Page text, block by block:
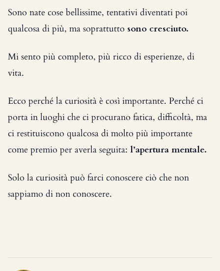
Sono nate cose bellissime, tentativi diventati poi
qualcosa di più, ma soprattutto sono cresciuto.
Mi sento più completo, più ricco di esperienze, di
vita.
Ecco perché la curiosità è così importante. Perché ci
porta in luoghi che ci procurano fatica, difficoltà, ma
ci restituiscono qualcosa di molto più importante
come premio per averla seguita: l’apertura mentale.
Solo la curiosità può farci conoscere ciò che non
sappiamo di non conoscere.